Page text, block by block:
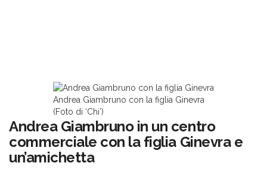
Andrea Giambruno con la figlia Ginevra
(Foto di ‘Chi’)
Andrea Giambruno in un centro
commerciale con la figlia Ginevra e
un’amichetta